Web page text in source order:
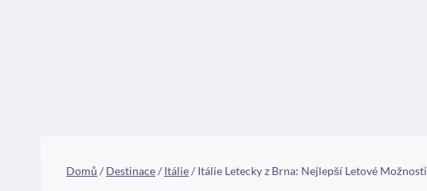
Domů / Destinace/ Itálie/ Itálie Letecky z Brna: Nejlepší Letové Možnosti